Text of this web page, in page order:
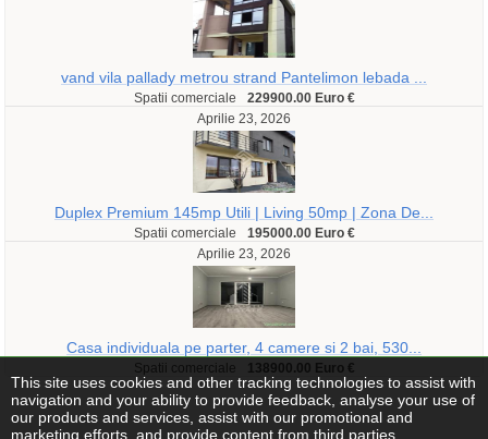
vand vila pallady metrou strand Pantelimon lebada ...
Spatii comerciale
229900.00 Euro €
Aprilie 23, 2026
Duplex Premium 145mp Utili | Living 50mp | Zona De...
Spatii comerciale
195000.00 Euro €
Aprilie 23, 2026
Casa individuala pe parter, 4 camere si 2 bai, 530...
Spatii comerciale 138900.00 Euro €
This site uses cookies and other tracking technologies to assist with
navigation and your ability to provide feedback, analyse your use of
our products and services, assist with our promotional and
marketing efforts, and provide content from third parties.